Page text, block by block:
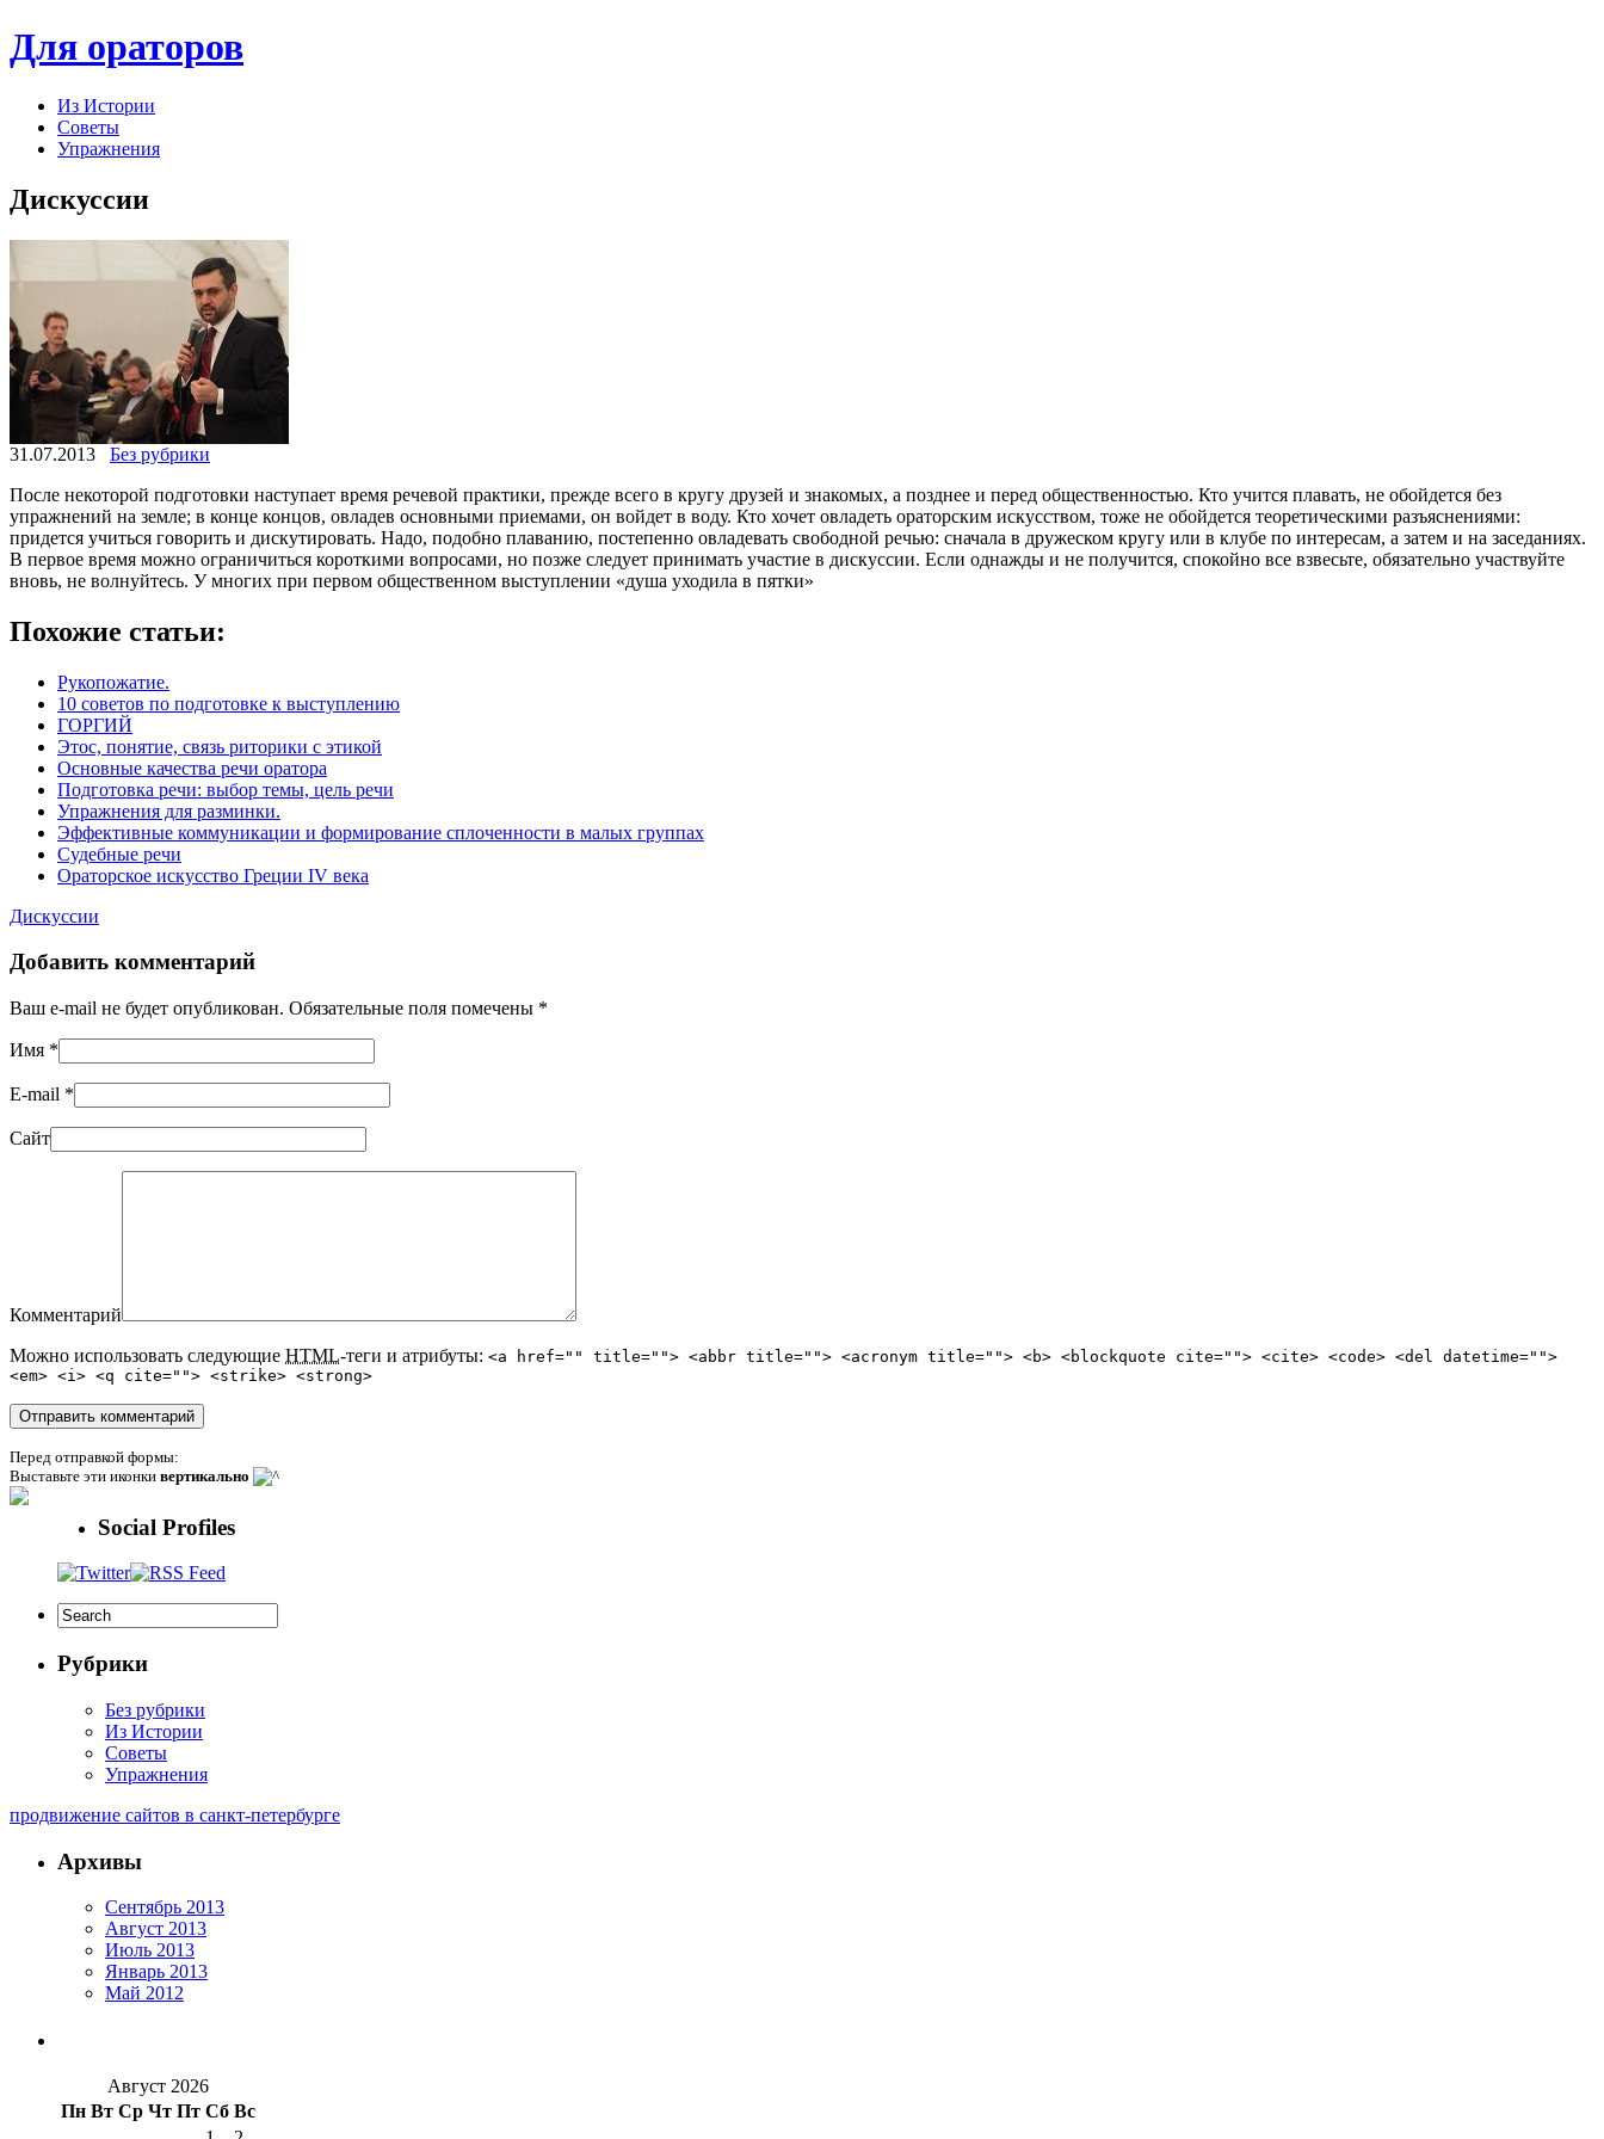
Для ораторов
Из Истории
Советы
Упражнения
Дискуссии
31.07.2013
Без рубрики
После некоторой подготовки наступает время речевой практики, прежде всего в кругу друзей и знакомых, а позднее и перед общественностью. Кто учится плавать, не обойдется без
упражнений на земле; в конце концов, овладев основными приемами, он войдет в воду. Кто хочет овладеть ораторским искусством, тоже не обойдется теоретическими разъяснениями:
придется учиться говорить и дискутировать. Надо, подобно плаванию, постепенно овладевать свободной речью: сначала в дружеском кругу или в клубе по интересам, а затем и на заседаниях.
В первое время можно ограничиться короткими вопросами, но позже следует принимать участие в дискуссии. Если однажды и не получится, спокойно все взвесьте, обязательно участвуйте
вновь, не волнуйтесь. У многих при первом общественном выступлении «душа уходила в пятки»
Похожие статьи:
Рукопожатие.
10 советов по подготовке к выступлению
ГОРГИЙ
Этос, понятие, связь риторики с этикой
Основные качества речи оратора
Подготовка речи: выбор темы, цель речи
Упражнения для разминки.
Эффективные коммуникации и формирование сплоченности в малых группах
Судебные речи
Ораторское искусство Греции IV века
Дискуссии
Добавить комментарий
Ваш e-mail не будет опубликован. Обязательные поля помечены *
Имя *
E-mail *
Сайт
Комментарий
Можно использовать следующие HTML-теги и атрибуты: <a href="" title=""> <abbr title=""> <acronym title=""> <b> <blockquote cite=""> <cite> <code> <del datetime="">
<em> <i> <q cite=""> <strike> <strong>
Перед отправкой формы:
Выставьте эти иконки вертикально
Social Profiles
Рубрики
Без рубрики
Из Истории
Советы
Упражнения
продвижение сайтов в санкт-петербурге
Архивы
Сентябрь 2013
Август 2013
Июль 2013
Январь 2013
Май 2012
Август 2026
Пн Вт Ср Чт Пт Сб Вс